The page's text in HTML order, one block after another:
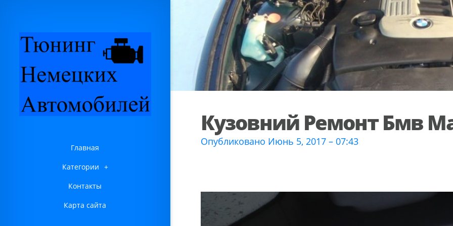
Главная
Категории +
Контакты
Карта сайта
Кузовний Ремонт Бмв
Опубликовано Июнь 5, 2017 – 07:43